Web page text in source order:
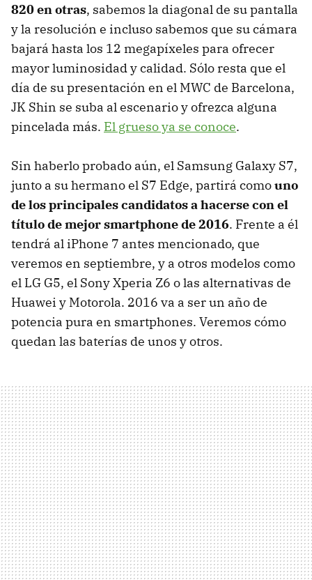
820 en otras, sabemos la diagonal de su pantalla
y la resolución e incluso sabemos que su cámara
bajará hasta los 12 megapíxeles para ofrecer
mayor luminosidad y calidad. Sólo resta que el
día de su presentación en el MWC de Barcelona,
JK Shin se suba al escenario y ofrezca alguna
pincelada más. El grueso ya se conoce.
Sin haberlo probado aún, el Samsung Galaxy S7,
junto a su hermano el S7 Edge, partirá comouno
de los principales candidatos a hacerse con el
título de mejor smartphone de 2016. Frente a él
tendrá al iPhone 7 antes mencionado, que
veremos en septiembre, y a otros modelos como
el LG G5, el Sony Xperia Z6 o las alternativas de
Huawei y Motorola. 2016 va a ser un año de
potencia pura en smartphones. Veremos cómo
quedan las baterías de unos y otros.